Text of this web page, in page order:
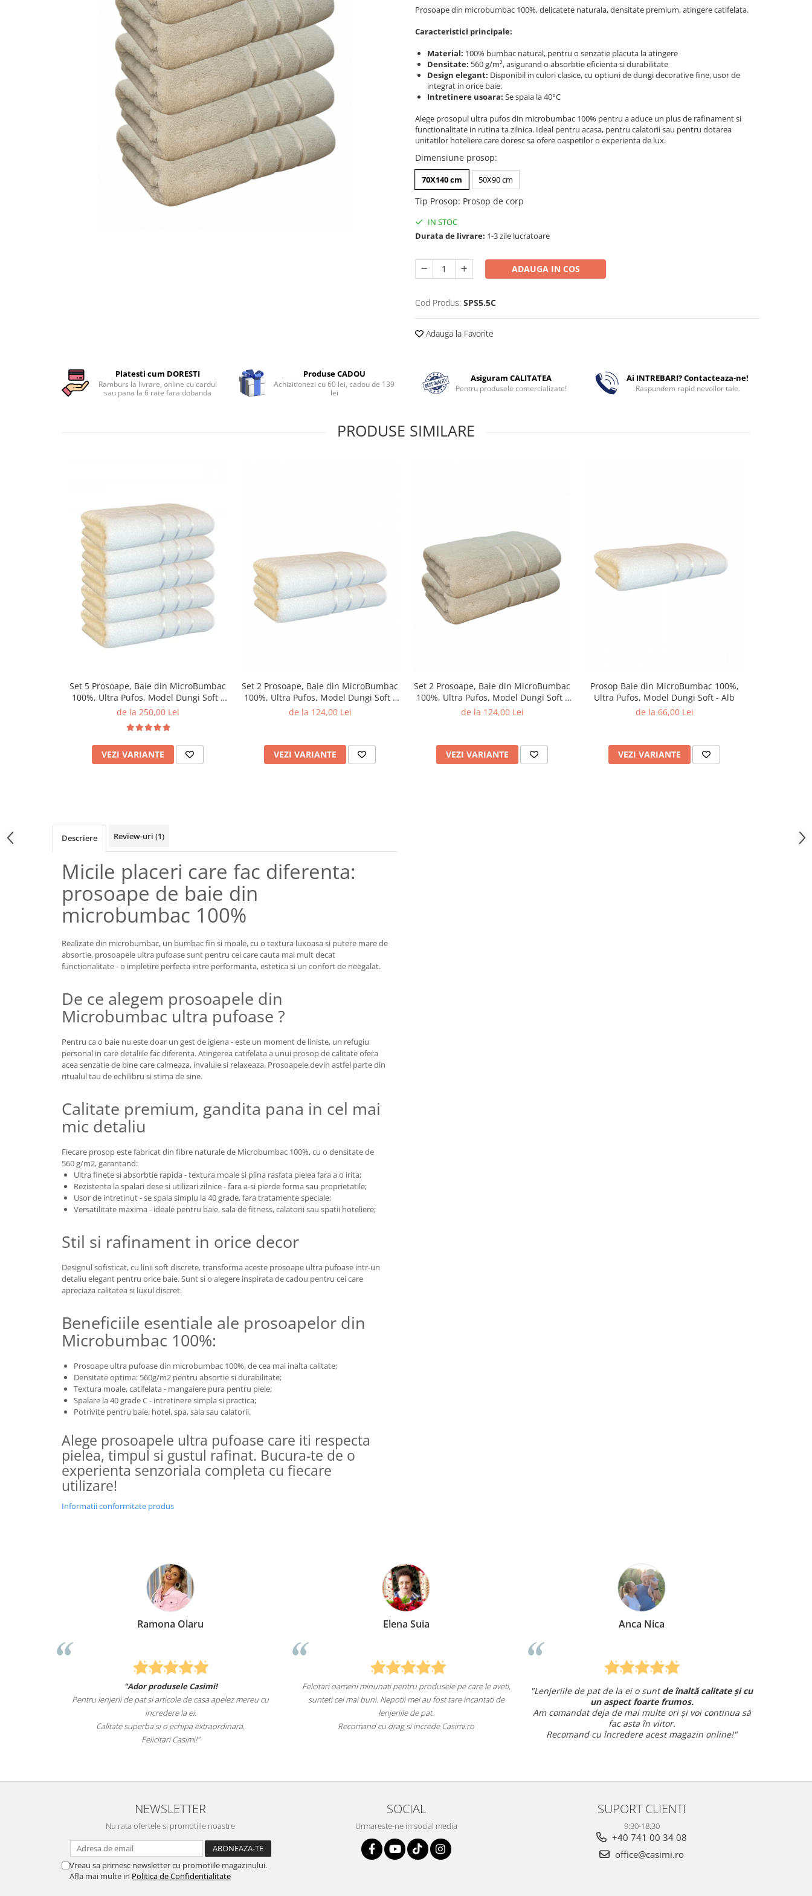
Lenjerii De Pat Bumbac Poplin 2
Lenjerii De Pat Bumbac Poplin,
Lenjerii De Pat Bumbac Satinat 2
Lenjerii De Pat, Finet Premium 3D,
11 Piese, Cuvertura Inclusa
Lenjerii Damasc Egiptean King Size
Prosoape din microbumbac 100%, delicatete naturala, densitate premium, atingere catifelata.
Caracteristici principale:
Material: 100% bumbac natural, pentru o senzatie placuta la atingere
Densitate: 560 g/m², asigurand o absorbtie eficienta si durabilitate
Design elegant: Disponibil in culori clasice, cu optiuni de dungi decorative fine, usor de
integrat in orice baie.
Intretinere usoara: Se spala la 40°C
Alege prosopul ultra pufos din microbumbac 100% pentru a aduce un plus de rafinament si
functionalitate in rutina ta zilnica. Ideal pentru acasa, pentru calatorii sau pentru dotarea
unitatilor hoteliere care doresc sa ofere oaspetilor o experienta de lux.
Dimensiune prosop:
70X140 cm 50X90 cm
Tip Prosop: Prosop de corp
IN STOC
Durata de livrare: 1-3 zile lucratoare
ADAUGA IN COS
Cod Produs: SPS5.5C
Adauga la Favorite
Platesti cum DORESTI
Ramburs la livrare, online cu cardul
sau pana la 6 rate fara dobanda
Produse CADOU
Achizitionezi cu 60 lei, cadou de 139
lei
Asiguram CALITATEA
Pentru produsele comercializate!
Ai INTREBARI? Contacteaza-ne!
Raspundem rapid nevoilor tale.
PRODUSE SIMILARE
Set 5 Prosoape, Baie din MicroBumbac
100%, Ultra Pufos, Model Dungi Soft -
Alb
de la 250,00 Lei
VEZI VARIANTE
Set 2 Prosoape, Baie din MicroBumbac
100%, Ultra Pufos, Model Dungi Soft -
Alb
de la 124,00 Lei
VEZI VARIANTE
Set 2 Prosoape, Baie din MicroBumbac
100%, Ultra Pufos, Model Dungi Soft -
Light Brown
de la 124,00 Lei
VEZI VARIANTE
Prosop Baie din MicroBumbac 100%,
Ultra Pufos, Model Dungi Soft - Alb
de la 66,00 Lei
VEZI VARIANTE
Descriere Review-uri (1)
Micile placeri care fac diferenta:
prosoape de baie din
microbumbac 100%
Realizate din microbumbac, un bumbac fin si moale, cu o textura luxoasa si putere mare de
absortie, prosoapele ultra pufoase sunt pentru cei care cauta mai mult decat
functionalitate - o impletire perfecta intre performanta, estetica si un confort de neegalat.
De ce alegem prosoapele din
Microbumbac ultra pufoase ?
Pentru ca o baie nu este doar un gest de igiena - este un moment de liniste, un refugiu
personal in care detaliile fac diferenta. Atingerea catifelata a unui prosop de calitate ofera
acea senzatie de bine care calmeaza, invaluie si relaxeaza. Prosoapele devin astfel parte din
ritualul tau de echilibru si stima de sine.
Calitate premium, gandita pana in cel mai
mic detaliu
Fiecare prosop este fabricat din fibre naturale de Microbumbac 100%, cu o densitate de
560 g/m2, garantand:
Ultra finete si absorbtie rapida - textura moale si plina rasfata pielea fara a o irita;
Rezistenta la spalari dese si utilizari zilnice - fara a-si pierde forma sau proprietatile;
Usor de intretinut - se spala simplu la 40 grade, fara tratamente speciale;
Versatilitate maxima - ideale pentru baie, sala de fitness, calatorii sau spatii hoteliere;
Stil si rafinament in orice decor
Designul sofisticat, cu linii soft discrete, transforma aceste prosoape ultra pufoase intr-un
detaliu elegant pentru orice baie. Sunt si o alegere inspirata de cadou pentru cei care
apreciaza calitatea si luxul discret.
Beneficiile esentiale ale prosoapelor din
Microbumbac 100%:
Prosoape ultra pufoase din microbumbac 100%, de cea mai inalta calitate;
Densitate optima: 560g/m2 pentru absortie si durabilitate;
Textura moale, catifelata - mangaiere pura pentru piele;
Spalare la 40 grade C - intretinere simpla si practica;
Potrivite pentru baie, hotel, spa, sala sau calatorii.
Alege prosoapele ultra pufoase care iti respecta
pielea, timpul si gustul rafinat. Bucura-te de o
experienta senzoriala completa cu fiecare
utilizare!
Informatii conformitate produs
de pat si articole de casa apelez mereu cu
superba si o echipa extraordinara.
Felcitari oameni minunati pentru produsele pe care le aveti,
sunteti cei mai buni. Nepotii mei au fost tare incantati de
Recomand cu drag si increde Casimi.ro
"Lenjeriile de pat de la ei o suntde înaltă calitate și cu
un aspect foarte frumos.
Am comandat deja de mai multe ori și voi continua să
Recomand cu încredere acest magazin online!"
Am comandat o lenjerie de pat
și am avut o întrebare și
NEWSLETTER
Nu rata ofertele si promotiile noastre
Vreau sa primesc newsletter cu promotiile magazinului.
Afla mai multe in Politica de Confidentialitate
SOCIAL
Urmareste-ne in social media
SUPORT CLIENTI
9:30-18:30
+40 741 00 34 08
office@casimi.ro